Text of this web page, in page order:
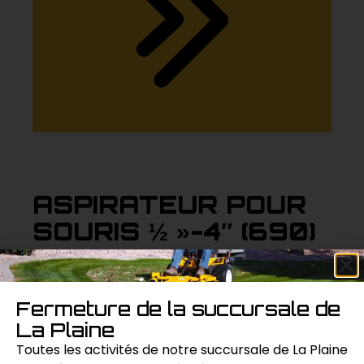
ASPIRATEUR POUR
SOURIS ½ »-4″ (690)
Aspirateur industriel modèle 690, capable de
l’élimination des débris et des résidus de fils.
Fermeture de la succursale de
La Plaine
Toutes les activités de notre succursale de La Plaine